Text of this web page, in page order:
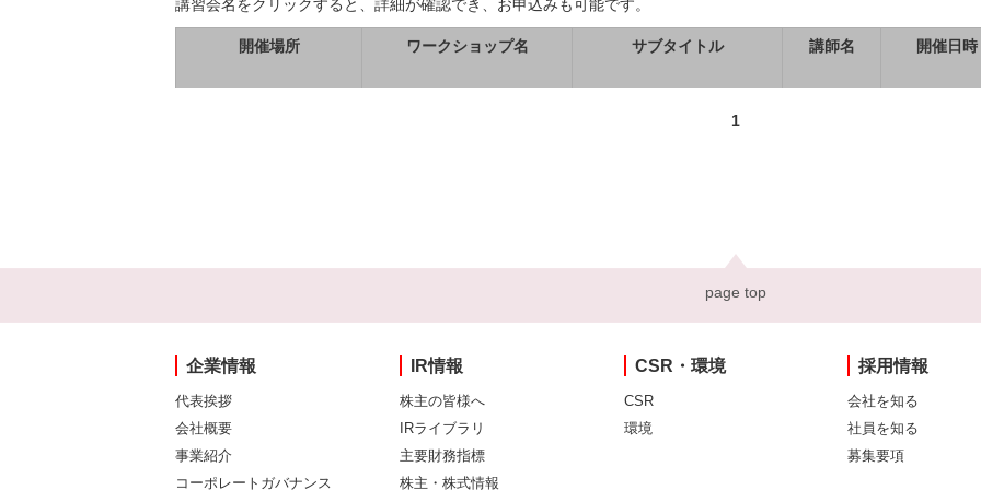
講習会名をクリックすると、詳細が確認でき、お申込みも可能です。
開催場所 ワークショップ名 サブタイトル 講師名 開催日時
1
page top
企業情報
代表挨拶
会社概要
事業紹介
コーポレートガバナンス
IR情報
株主の皆様へ
IRライブラリ
主要財務指標
株主・株式情報
CSR・環境
CSR
環境
採用情報
会社を知る
社員を知る
募集要項